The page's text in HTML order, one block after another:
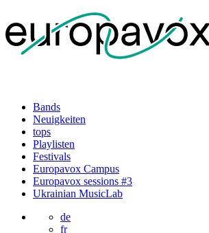
Bands
Neuigkeiten
tops
Playlisten
Festivals
Europavox Campus
Europavox sessions #3
Ukrainian MusicLab
de
fr